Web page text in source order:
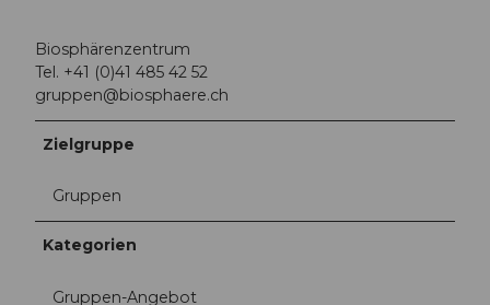
Biosphärenzentrum
Tel. +41 (0)41 485 42 52
gruppen@biosphaere.ch
Zielgruppe
Gruppen
Kategorien
Gruppen-Angebot